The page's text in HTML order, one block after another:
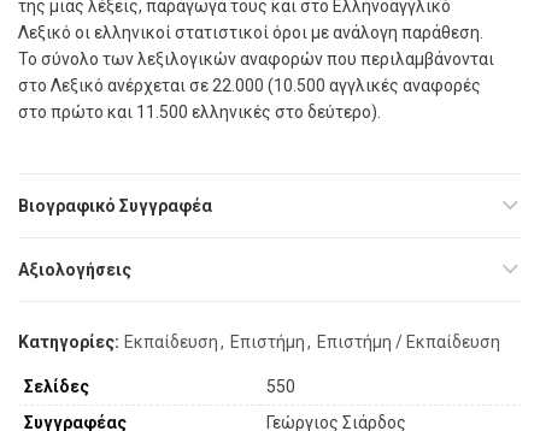
της μιας λέξεις, παράγωγά τους και στο Ελληνοαγγλικό
Λεξικό οι ελληνικοί στατιστικοί όροι με ανάλογη παράθεση.
Το σύνολο των λεξιλογικών αναφορών που περιλαμβάνονται
στο Λεξικό ανέρχεται σε 22.000 (10.500 αγγλικές αναφορές
στο πρώτο και 11.500 ελληνικές στο δεύτερο).
Βιογραφικό Συγγραφέα
Αξιολογήσεις
Κατηγορίες: Εκπαίδευση, Επιστήμη, Επιστήμη / Εκπαίδευση
Σελίδες
550
Συγγραφέας
Γεώργιος Σιάρδος